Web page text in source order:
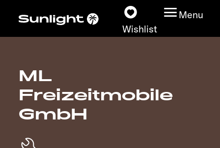
Wishlist
Menu
Models
Vehicle Guide
Dealerslocator
ML
Freizeitmobile
GmbH